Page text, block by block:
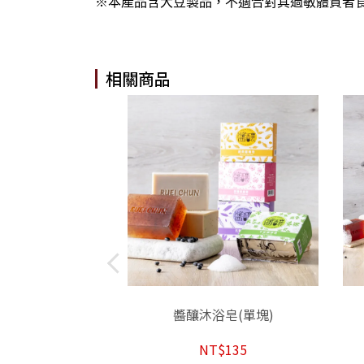
相關商品
醬釀沐浴皂(單塊)
NT$135